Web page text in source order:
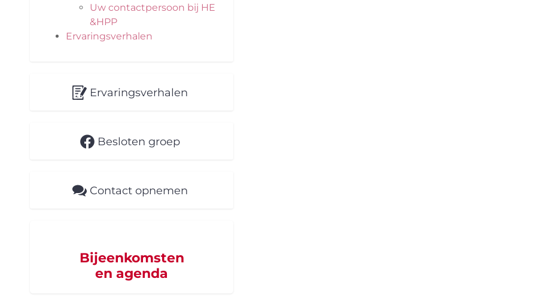
Uw contactpersoon bij HE
&HPP
Ervaringsverhalen
Ervaringsverhalen
Besloten groep
Contact opnemen
Bijeenkomsten
en agenda